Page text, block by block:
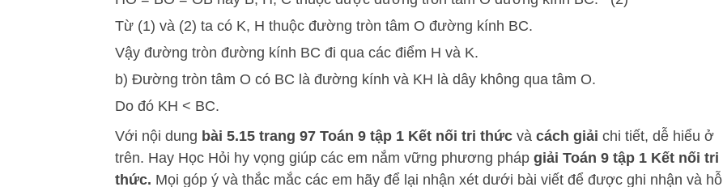
Từ (1) và (2) ta có K, H thuộc đường tròn tâm O đường kính BC.
Vậy đường tròn đường kính BC đi qua các điểm H và K.
b) Đường tròn tâm O có BC là đường kính và KH là dây không qua tâm O.
Do đó KH < BC.
Với nội dung bài 5.15 trang 97 Toán 9 tập 1 Kết nối tri thức và cách giải chi tiết, dễ hiểu ở
trên. Hay Học Hỏi hy vọng giúp các em nắm vững phương pháp giải Toán 9 tập 1 Kết nối tri
thức. Mọi góp ý và thắc mắc các em hãy để lại nhận xét dưới bài viết để được ghi nhận và hỗ